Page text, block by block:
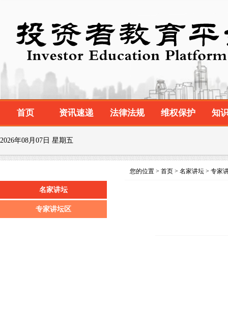
首页 资讯速递 法律法规 维权保护 知
2026年08月07日 星期五
名家讲坛
专家讲坛区
您的位置 > 首页 > 名家讲坛 > 专家